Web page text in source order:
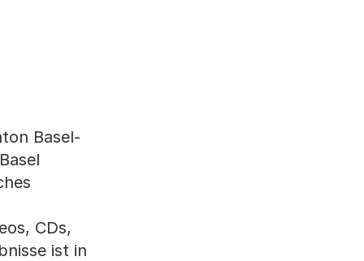
Basel-
CDs,
ist in